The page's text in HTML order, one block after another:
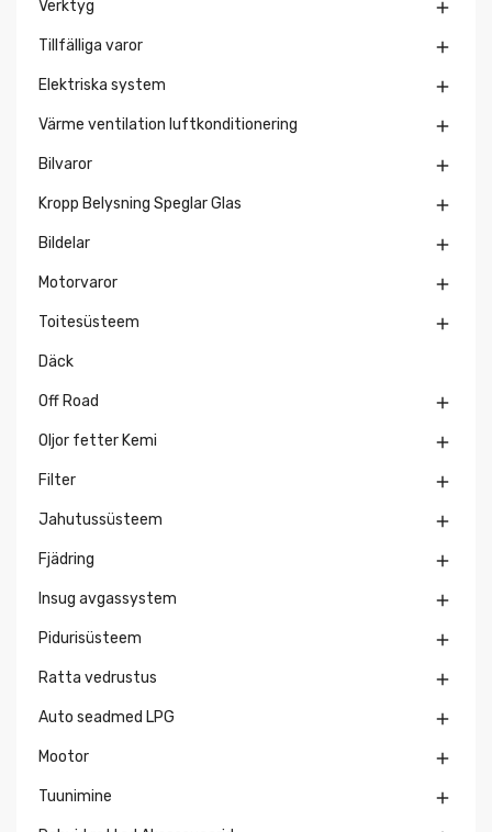
Verktyg 
Tillfälliga varor 
Elektriska system 
Värme ventilation luftkonditionering 
Bilvaror 
Kropp Belysning Speglar Glas 
Bildelar 
Motorvaror 
Toitesüsteem 
Däck
Off Road 
Oljor fetter Kemi 
Filter 
Jahutussüsteem 
Fjädring 
Insug avgassystem 
Pidurisüsteem 
Ratta vedrustus 
Auto seadmed LPG 
Mootor 
Tuunimine 